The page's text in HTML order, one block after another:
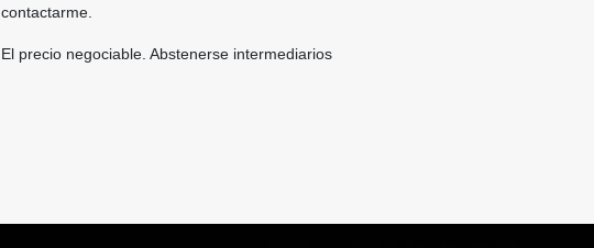
contactarme.
El precio negociable. Abstenerse intermediarios